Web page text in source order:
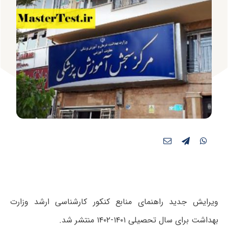
ویرایش جدید راهنمای منابع کنکور کارشناسی ارشد وزارت
بهداشت برای سال تحصیلی ۱۴۰۱-۱۴۰۲ منتشر شد.